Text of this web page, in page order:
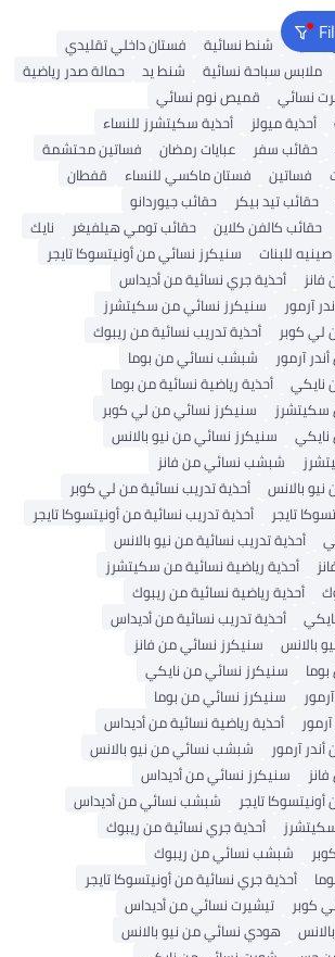
شنط نسائية
فستان داخلي تقليدي
ملابس سباحة نسائية شنط يد
حمالة صدر رياضية
نسائي
قميص نوم نسائي
أحذية ميولز
أحذية سكيتشرز للنساء
حقائب سفر عبايات رمضان
فساتين محتشمة
فساتين فستان ماكسي للنساء
قفطان
حقائب تيد بيكر
حقائب جيوردانو
حقائب كالفن كلاين حقائب تومي هيلفيغر
نايك
للبنات
سنيكرز نسائي من أونيتسوكا تايجر
أحذية جري نسائية من أديداس
آرمور
سنيكرز نسائي من سكيتشرز
لي كوبر
أحذية تدريب نسائية من ريبوك
آرمور
شبشب نسائي من بوما
نايكي
أحذية رياضية نسائية من بوما
سكيتشرز
سنيكرز نسائي من لي كوبر
نايكي
سنيكرز نسائي من نيو بالانس
شبشب نسائي من فانز
نيو بالانس
أحذية تدريب نسائية من لي كوبر
تايجر
أحذية تدريب نسائية من أونيتسوكا تايجر
أحذية تدريب نسائية من نيو بالانس
أحذية رياضية نسائية من سكيتشرز
أحذية رياضية نسائية من ريبوك
أحذية تدريب نسائية من أديداس
بالانس
سنيكرز نسائي من فانز
سنيكرز نسائي من نايكي
سنيكرز نسائي من بوما
أحذية رياضية نسائية من أديداس
آرمور
شبشب نسائي من نيو بالانس
سنيكرز نسائي من أديداس
تايجر
شبشب نسائي من أديداس
أحذية جري نسائية من ريبوك
شبشب نسائي من ريبوك
أحذية جري نسائية من أونيتسوكا تايجر
كوبر
تيشيرت نسائي من أديداس
هودي نسائي من نيو بالانس